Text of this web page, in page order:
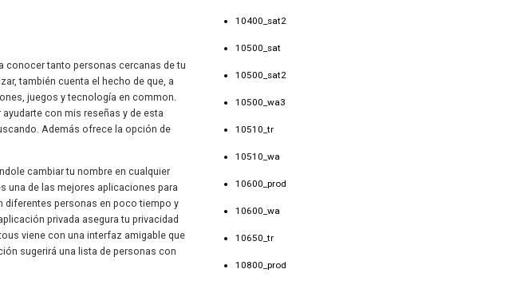
conocer tanto personas cercanas de tu
también cuenta el hecho de que, a
juegos y tecnología en common.
con mis reseñas y de esta
Además ofrece la opción de
cambiar tu nombre en cualquier
una de las mejores aplicaciones para
diferentes personas en poco tiempo y
privada asegura tu privacidad
viene con una interfaz amigable que
sugerirá una lista de personas con
10400_sat2
10500_sat
10500_sat2
10500_wa3
10510_tr
10510_wa
10600_prod
10600_wa
10650_tr
10800_prod